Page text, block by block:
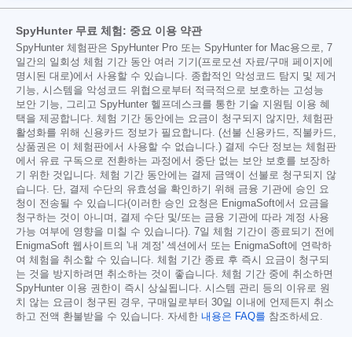
SpyHunter 무료 체험: 중요 이용 약관
SpyHunter 체험판은 SpyHunter Pro 또는 SpyHunter for Mac용으로, 7
일간의 일회성 체험 기간 동안 여러 기기(프로모션 자료/구매 페이지에
명시된 대로)에서 사용할 수 있습니다. 종합적인 악성코드 탐지 및 제거
기능, 시스템을 악성코드 위협으로부터 적극적으로 보호하는 고성능
보안 기능, 그리고 SpyHunter 헬프데스크를 통한 기술 지원팀 이용 혜
택을 제공합니다. 체험 기간 동안에는 요금이 청구되지 않지만, 체험판
활성화를 위해 신용카드 정보가 필요합니다. (선불 신용카드, 직불카드,
상품권은 이 체험판에서 사용할 수 없습니다.) 결제 수단 정보는 체험판
에서 유료 구독으로 전환하는 과정에서 중단 없는 보안 보호를 보장하
기 위한 것입니다. 체험 기간 동안에는 결제 금액이 선불로 청구되지 않
습니다. 단, 결제 수단의 유효성을 확인하기 위해 금융 기관에 승인 요
청이 전송될 수 있습니다(이러한 승인 요청은 EnigmaSoft에서 요금을
청구하는 것이 아니며, 결제 수단 및/또는 금융 기관에 따라 계정 사용
가능 여부에 영향을 미칠 수 있습니다). 7일 체험 기간이 종료되기 전에
EnigmaSoft 웹사이트의 '내 계정' 섹션에서 또는 EnigmaSoft에 연락하
여 체험을 취소할 수 있습니다. 체험 기간 종료 후 즉시 요금이 청구되
는 것을 방지하려면 취소하는 것이 좋습니다. 체험 기간 중에 취소하면
SpyHunter 이용 권한이 즉시 상실됩니다. 시스템 관리 등의 이유로 원
치 않는 요금이 청구된 경우, 구매일로부터 30일 이내에 언제든지 취소
하고 전액 환불받을 수 있습니다. 자세한 내용은 FAQ를 참조하세요.